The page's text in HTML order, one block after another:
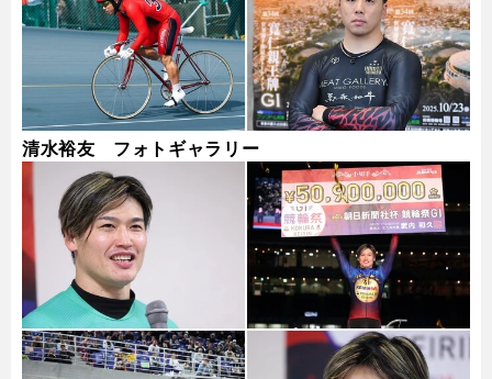
清水裕友 フォトギャラリー